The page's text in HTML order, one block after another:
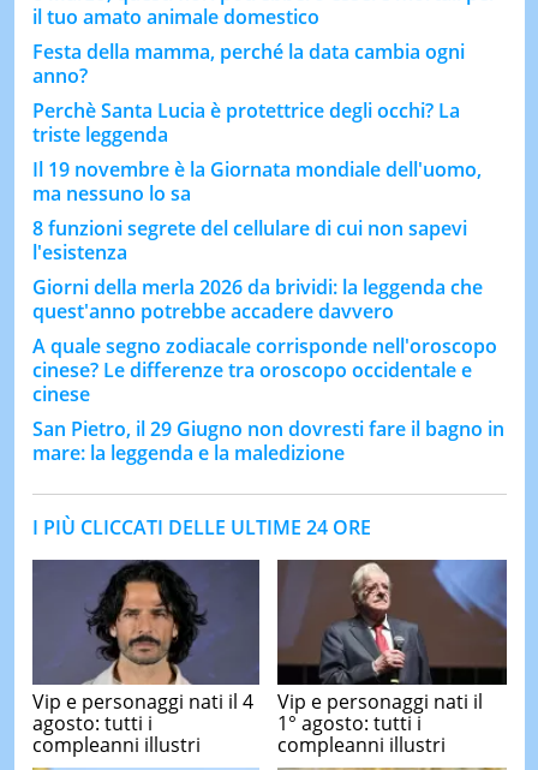
il tuo amato animale domestico
Festa della mamma, perché la data cambia ogni
anno?
Perchè Santa Lucia è protettrice degli occhi? La
triste leggenda
Il 19 novembre è la Giornata mondiale dell'uomo,
ma nessuno lo sa
8 funzioni segrete del cellulare di cui non sapevi
l'esistenza
Giorni della merla 2026 da brividi: la leggenda che
quest'anno potrebbe accadere davvero
A quale segno zodiacale corrisponde nell'oroscopo
cinese? Le differenze tra oroscopo occidentale e
cinese
San Pietro, il 29 Giugno non dovresti fare il bagno in
mare: la leggenda e la maledizione
I PIÙ CLICCATI DELLE ULTIME 24 ORE
Vip e personaggi nati il 4
agosto: tutti i
compleanni illustri
Vip e personaggi nati il
1° agosto: tutti i
compleanni illustri